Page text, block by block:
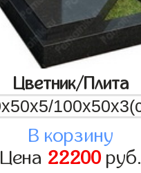
Цветник/Плита
В корзину
Цена 22200руб.